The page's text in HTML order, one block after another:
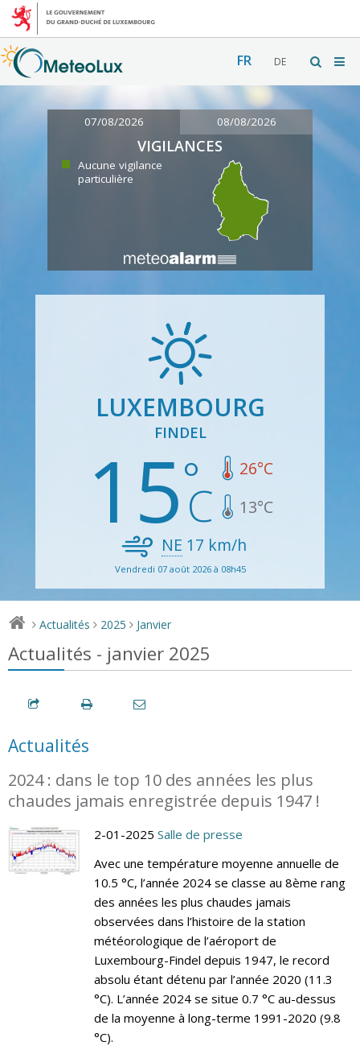
FR DE
07/08/2026 08/08/2026
VIGILANCES
Aucune vigilance
particulière
LUXEMBOURG
FINDEL
15 26°C
13°C
NE 17 km/h
Vendredi 07 août 2026 à 08h45
> Actualités > 2025 > Janvier
Actualités - janvier 2025
Actualités
2024 : dans le top 10 des années les plus
chaudes jamais enregistrée depuis 1947 !
2-01-2025 Salle de presse
Avec une température moyenne annuelle de
10.5 °C, l’année 2024 se classe au 8ème rang
des années les plus chaudes jamais
observées dans l’histoire de la station
météorologique de l’aéroport de
Luxembourg-Findel depuis 1947, le record
absolu étant détenu par l’année 2020 (11.3
°C). L’année 2024 se situe 0.7 °C au-dessus
de la moyenne à long-terme 1991-2020 (9.8
°C).